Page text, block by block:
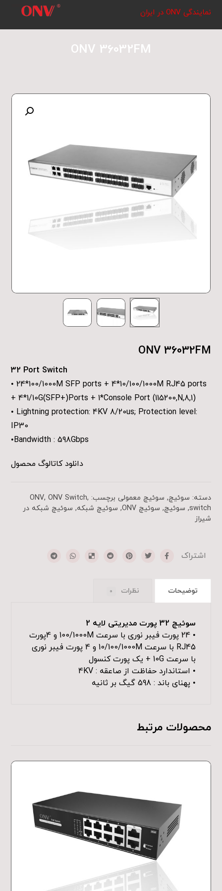
نمایندگی ONV در ایران
ONV 36032FM
ONV 36032FM
32 Port Switch
• 24*100/1000M SFP ports + 4*10/100/1000M RJ45 ports
+ 4*1/10G(SFP+)Ports + 1*Console Port (115200,N,8,1)
• Lightning protection: 4KV 8/20us; Protection level:
IP30
•Bandwidth : 598Gbps
دانلود کاتالوگ محصول
دسته: سوئیچ, سوئیچ معمولی برچسب: ONV, ONV Switch,
switch
, سوئیچ, سوئیچ ONV , سوئیچ شبکه, سوئیچ شبکه در
شیراز
توضیحات نظرات 0
سوئیچ 32 پورت مدیریتی لایه 2
• 24 پورت فیبر نوری با سرعت 100/1000M و 4پورت
RJ45 با سرعت 10/100/1000M و 4 پورت فیبر نوری
با سرعت 10G + یک پورت کنسول
• استاندارد حفاظت از صاعقه : 4KV
• پهنای باند : 598 گیگ بر ثانیه
محصولات مرتبط